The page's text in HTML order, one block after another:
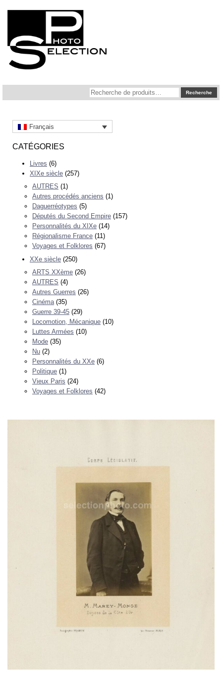
Recherche
pour :
Recherche
Français
CATÉGORIES
Livres (6)
XIXe siècle (257)
AUTRES (1)
Autres procédés anciens (1)
Daguerréotypes (5)
Députés du Second Empire (157)
Personnalités du XIXe (14)
Régionalisme France (11)
Voyages et Folklores (67)
XXe siècle (250)
ARTS XXème (26)
AUTRES (4)
Autres Guerres (26)
Cinéma (35)
Guerre 39-45 (29)
Locomotion, Mécanique (10)
Luttes Armées (10)
Mode (35)
Nu (2)
Personnalités du XXe (6)
Politique (1)
Vieux Paris (24)
Voyages et Folklores (42)